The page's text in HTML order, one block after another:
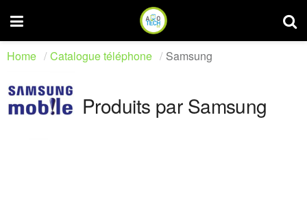
Home Catalogue téléphone Samsung
Produits par Samsung